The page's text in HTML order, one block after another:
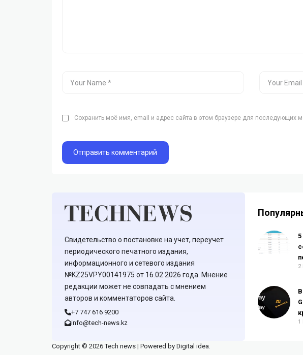
Сохранить моё имя, email и адрес сайта в этом браузере для последующих
Свидетельство о постановке на учет, переучет
периодического печатного издания,
информационного и сетевого издания
№KZ25VPY00141975 от 16.02.2026 года. Мнение
редакции может не совпадать с мнением
авторов и комментаторов сайта.
+7 747 616 9200
info@tech-news.kz
5
Copyright © 2026 Tech news | Powered by Digital idea.